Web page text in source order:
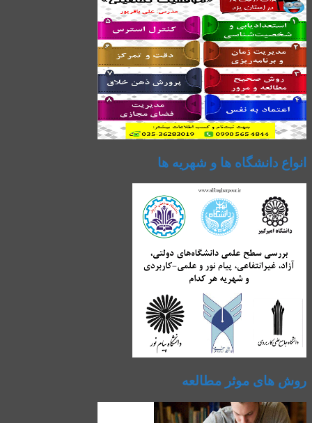
انواع دانشگاه ها و شهریه ها
روش های موثر مطالعه